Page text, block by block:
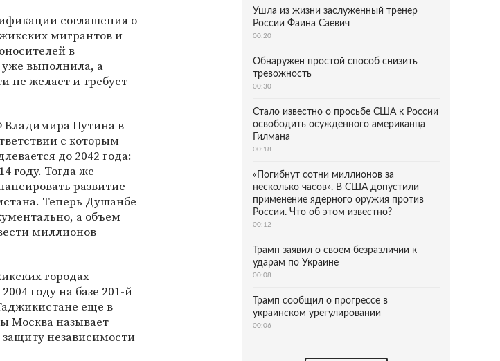
соглашения о
мигрантов и
в
уже выполнила, а
не желает и требует
Владимира Путина в
с которым
до 2042 года:
году. Тогда же
развитие
Теперь Душанбе
а объем
миллионов
городах
году на базе 201-й
еще в
Москва называет
независимости
Ушла из жизни заслуженный тренер
России Фаина Саевич
00:20
Обнаружен простой способ снизить
тревожность
00:30
Стало известно о просьбе США к России
освободить осужденного американца
Гилмана
00:18
«Погибнут сотни миллионов за
несколько часов». В США допустили
применение ядерного оружия против
России. Что об этом известно?
00:12
Трамп заявил о своем безразличии к
ударам по Украине
00:08
Трамп сообщил о прогрессе в
украинском урегулировании
00:06